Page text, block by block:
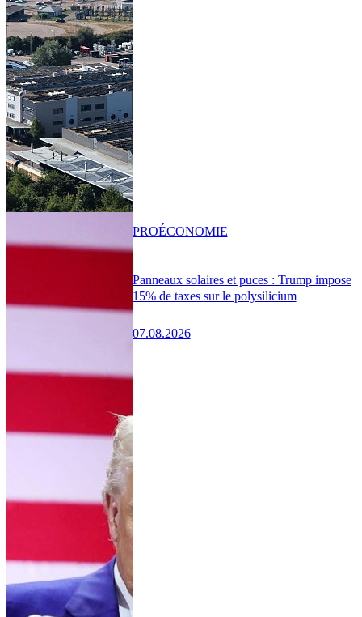
Panneaux solaires et puces : Trump impose
15% de taxes sur le polysilicium
07.08.2026
PROÉCONOMIE